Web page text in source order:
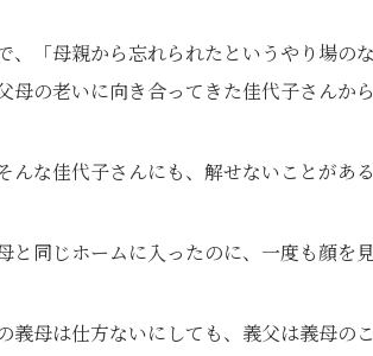
、「母親から忘れられたというやり場の
母の老いに向き合ってきた佳代子さんか
んな佳代子さんにも、解せないことがある
と同じホームに入ったのに、一度も顔を
義母は仕方ないにしても、義父は義母